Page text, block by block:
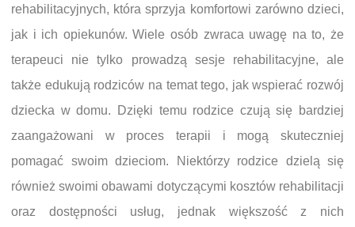
rehabilitacyjnych, która sprzyja komfortowi zarówno dzieci,
jak i ich opiekunów. Wiele osób zwraca uwagę na to, że
terapeuci nie tylko prowadzą sesje rehabilitacyjne, ale
także edukują rodziców na temat tego, jak wspierać rozwój
dziecka w domu. Dzięki temu rodzice czują się bardziej
zaangażowani w proces terapii i mogą skuteczniej
pomagać swoim dzieciom. Niektórzy rodzice dzielą się
również swoimi obawami dotyczącymi kosztów rehabilitacji
oraz dostępności usług, jednak większość z nich